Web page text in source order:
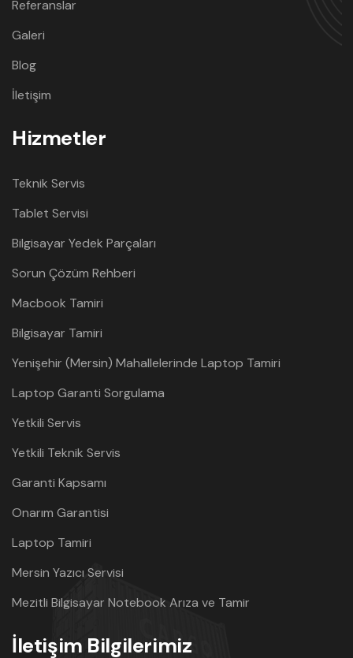
Referanslar
Galeri
Blog
İletişim
Hizmetler
Teknik Servis
Tablet Servisi
Bilgisayar Yedek Parçaları
Sorun Çözüm Rehberi
Macbook Tamiri
Bilgisayar Tamiri
Yenişehir (Mersin) Mahallelerinde Laptop Tamiri
Laptop Garanti Sorgulama
Yetkili Servis
Yetkili Teknik Servis
Garanti Kapsamı
Onarım Garantisi
Laptop Tamiri
Mersin Yazıcı Servisi
Mezitli Bilgisayar Notebook Arıza ve Tamir
İletişim Bilgilerimiz